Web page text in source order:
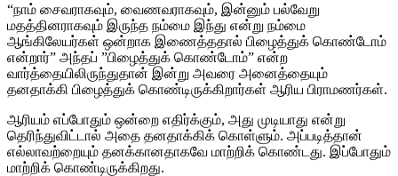
“நாம் சைவராகவும், வைணவராகவும், இன்னும் பல்வேறு
மதத்தினராகவும் இருந்த நம்மை இந்து என்று நம்மை
ஆங்கிலேயர்கள் ஒன்றாக இணைத்ததால் பிழைத்துக் கொண்டோம்
என்றார்” அந்தப் ”பிழைத்துக் கொண்டோம்” என்ற
வார்த்தையிலிருந்துதான் இன்று அவரை அனைத்தையும்
தனதாக்கி பிழைத்துக் கொண்டிருக்கிறார்கள் ஆரிய பிராமணர்கள்.
ஆரியம் எப்போதும் ஒன்றை எதிர்க்கும், அது முடியாது என்று
தெரிந்துவிட்டால் அதை தனதாக்கிக் கொள்ளும். அப்படித்தான்
எல்லாவற்றையும் தனக்கானதாகவே மாற்றிக் கொண்டது. இப்போதும்
மாற்றிக் கொண்டிருக்கிறது.